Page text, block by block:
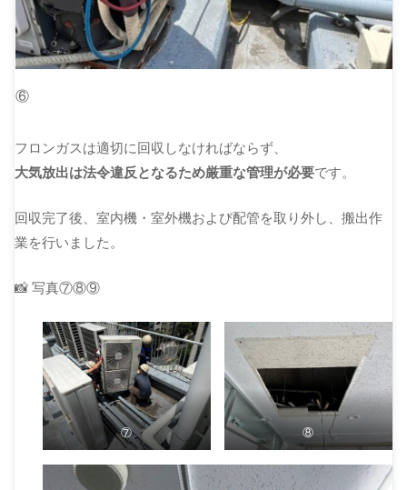
⑥
フロンガスは適切に回収しなければならず、
大気放出は法令違反となるため厳重な管理が必要です。
回収完了後、室内機・室外機および配管を取り外し、搬出作
業を行いました。
📸 写真⑦⑧⑨
⑦ ⑧